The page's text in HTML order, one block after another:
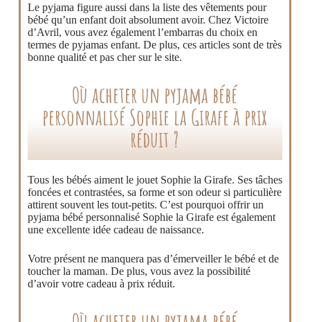
Le pyjama figure aussi dans la liste des vêtements pour
bébé qu’un enfant doit absolument avoir. Chez Victoire
d’Avril, vous avez également l’embarras du choix en
termes de pyjamas enfant. De plus, ces articles sont de très
bonne qualité et pas cher sur le site.
Où acheter un pyjama bébé
personnalisé Sophie la Girafe à prix
réduit ?
Tous les bébés aiment le jouet Sophie la Girafe. Ses tâches
foncées et contrastées, sa forme et son odeur si particulière
attirent souvent les tout-petits. C’est pourquoi offrir un
pyjama bébé personnalisé Sophie la Girafe est également
une excellente idée cadeau de naissance.
Votre présent ne manquera pas d’émerveiller le bébé et de
toucher la maman. De plus, vous avez la possibilité
d’avoir votre cadeau à prix réduit.